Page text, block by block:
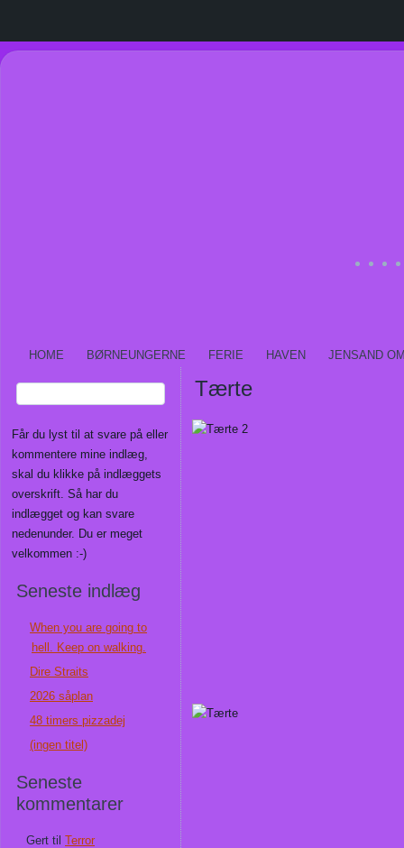
HOME BØRNEUNGERNE FERIE HAVEN JENSAND
Får du lyst til at svare på eller
kommentere mine indlæg,
skal du klikke på indlæggets
overskrift. Så har du
indlægget og kan svare
nedenunder. Du er meget
velkommen :-)
Seneste indlæg
When you are going to
hell. Keep on walking.
Dire Straits
2026 såplan
48 timers pizzadej
(ingen titel)
Seneste
kommentarer
Gert til Terror
Tærte